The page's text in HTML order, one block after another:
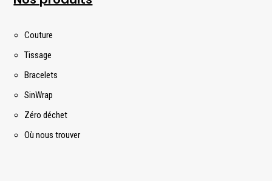
Couture
Tissage
Bracelets
SinWrap
Zéro déchet
Où nous trouver